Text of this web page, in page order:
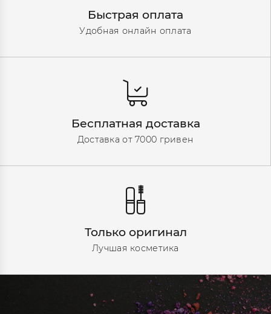
Быстрая оплата
Удобная онлайн оплата
Бесплатная доставка
Доставка от 7000 гривен
Только оригинал
Лучшая косметика